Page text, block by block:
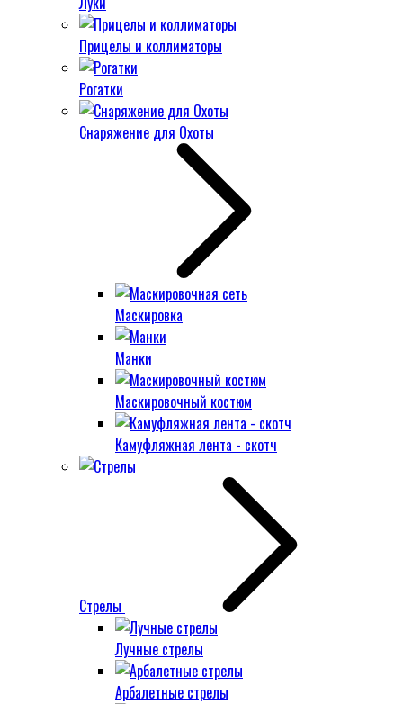
Прицелы и коллиматоры
Рогатки
Снаряжение для Охоты
Маскировка
Манки
Маскировочный костюм
Камуфляжная лента - скотч
Стрелы
Лучные стрелы
Арбалетные стрелы